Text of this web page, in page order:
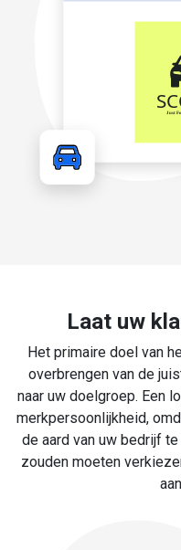
Laat uw
Het primaire doel van
overbrengen van de
naar uw doelgroep. Een
merkpersoonlijkheid,
de aard van uw bedrijf
zouden moeten